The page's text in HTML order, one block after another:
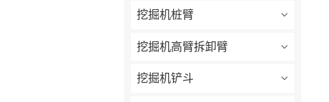
挖掘机桩臂
挖掘机高臂拆卸臂
挖掘机铲斗